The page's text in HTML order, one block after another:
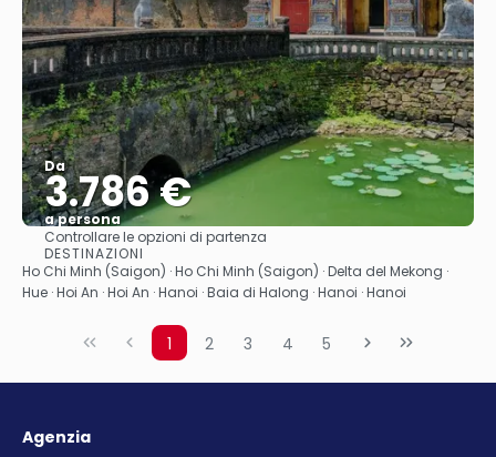
Da
3.786 €
a persona
Vedere
Controllare le opzioni di partenza
DESTINAZIONI
Ho Chi Minh (Saigon) · Ho Chi Minh (Saigon) · Delta del Mekong ·
Hue · Hoi An · Hoi An · Hanoi · Baia di Halong · Hanoi · Hanoi
1 2 3 4 5
Agenzia